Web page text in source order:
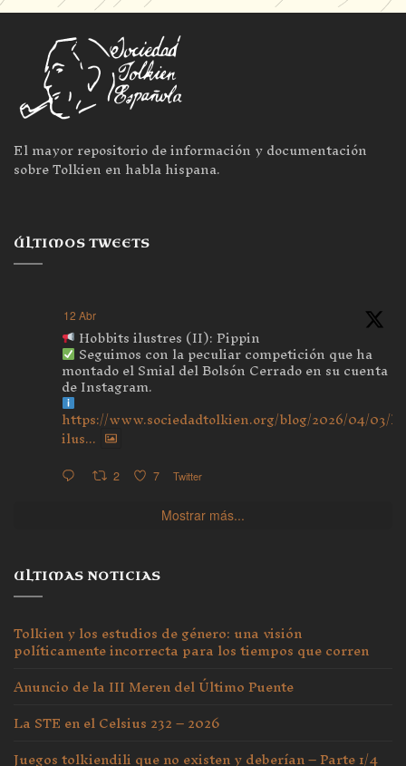
El mayor repositorio de información y documentación
sobre Tolkien en habla hispana.
ÚLTIMOS TWEETS
12 Abr
Hobbits ilustres (II): Pippin
Seguimos con la peculiar competición que ha
montado el Smial del Bolsón Cerrado en su cuenta
de Instagram.
https://www.sociedadtolkien.org/blog/2026/04/03/
ilus...
2 7 Twitter
Mostrar más...
ULTIMAS NOTICIAS
Tolkien y los estudios de género: una visión
políticamente incorrecta para los tiempos que corren
Anuncio de la III Meren del Último Puente
La STE en el Celsius 232 – 2026
Juegos tolkiendili que no existen y deberían – Parte 1/4